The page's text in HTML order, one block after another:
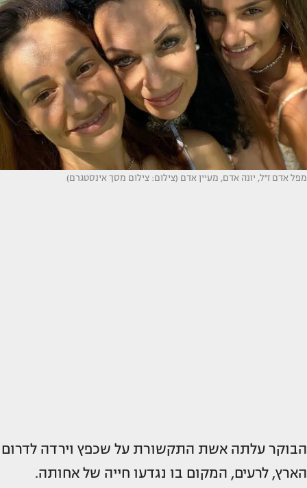
מפל אדם ז''ל, יונה אדם, מעיין אדם (צילום: צילום מסך אינסטגרם)
הבוקר עלתה אשת התקשורת על שכפץ וירדה לדרום
הארץ, לרעים, המקום בו נגדעו חייה של אחותה.